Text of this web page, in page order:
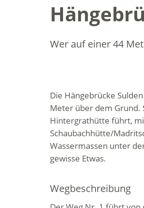
Wer auf einer 44
Die Hängebrücke
Meter über dem Grund.
Hintergrathütte führt,
Schaubachhütte/
Wassermassen unter
gewisse Etwas.
Wegbeschreibung